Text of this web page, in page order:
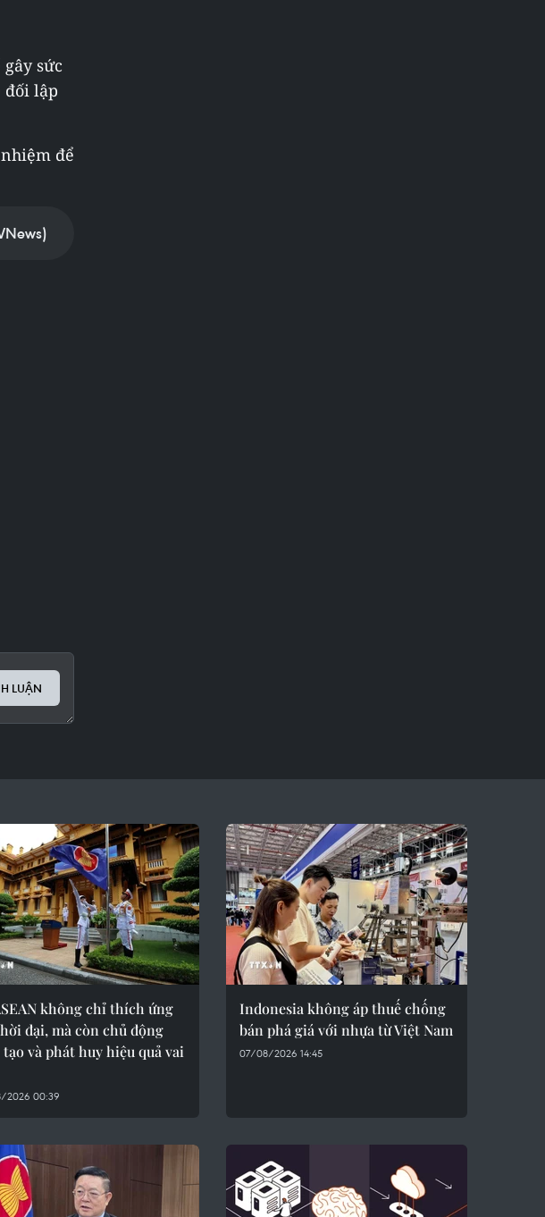
sức
đối lập
để
LUẬN
không chỉ thích ứng
đại, mà còn chủ động
và phát huy hiệu quả vai
2026 00:39
Indonesia không áp thuế chống
bán phá giá với nhựa từ Việt Nam
07/08/2026 14:45